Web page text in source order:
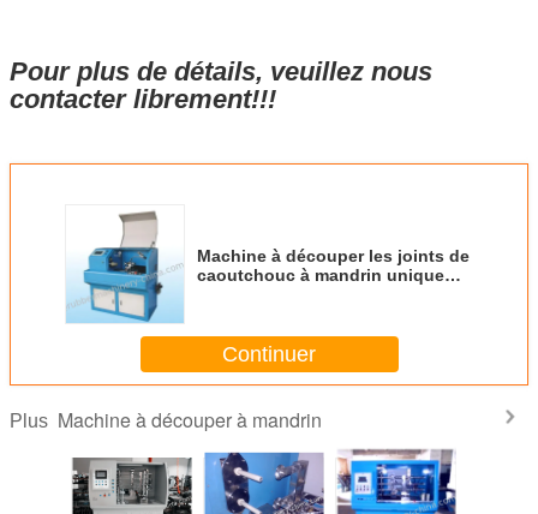
Pour plus de détails, veuillez nous
contacter librement!!!
Machine à découper les joints de
caoutchouc à mandrin unique
Continuer
Plus Machine à découper à mandrin